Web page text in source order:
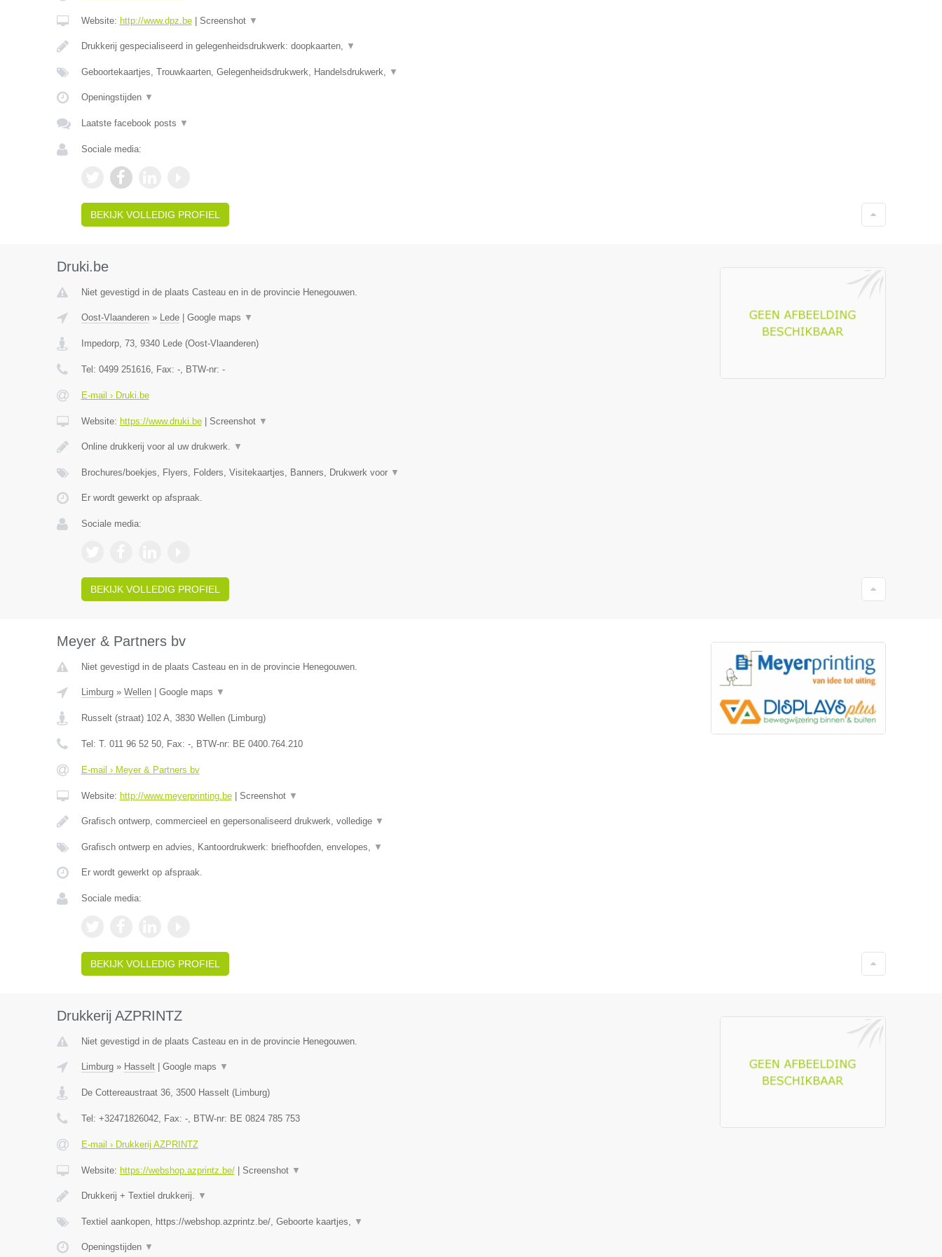
Website: http://www.dpz.be| Screenshot ▼
Drukkerij gespecialiseerd in gelegenheidsdrukwerk: doopkaarten, ▼
Geboortekaartjes, Trouwkaarten, Gelegenheidsdrukwerk, Handelsdrukwerk, ▼
Openingstijden ▼
Laatste facebook posts ▼
Sociale media:
BEKIJK VOLLEDIG PROFIEL
Druki.be
Niet gevestigd in de plaats Casteau en in de provincie Henegouwen.
Oost-Vlaanderen» Lede| Google maps ▼
Impedorp, 73, 9340 Lede(Oost-Vlaanderen)
Tel: 0499 251616, Fax: -, BTW-nr: -
E-mail › Druki.be
Website: https://www.druki.be| Screenshot ▼
Online drukkerij voor al uw drukwerk. ▼
Brochures/boekjes, Flyers, Folders, Visitekaartjes, Banners, Drukwerk voor ▼
Er wordt gewerkt op afspraak.
Sociale media:
BEKIJK VOLLEDIG PROFIEL
Meyer & Partners bv
Niet gevestigd in de plaats Casteau en in de provincie Henegouwen.
Limburg» Wellen| Google maps ▼
Russelt (straat) 102 A, 3830 Wellen(Limburg)
Tel: T. 011 96 52 50, Fax: -, BTW-nr: BE 0400.764.210
E-mail › Meyer & Partners bv
Website: http://www.meyerprinting.be| Screenshot ▼
Grafisch ontwerp, commercieel en gepersonaliseerd drukwerk, volledige ▼
Grafisch ontwerp en advies, Kantoordrukwerk: briefhoofden, envelopes, ▼
Er wordt gewerkt op afspraak.
Sociale media:
BEKIJK VOLLEDIG PROFIEL
Drukkerij AZPRINTZ
Niet gevestigd in de plaats Casteau en in de provincie Henegouwen.
Limburg» Hasselt| Google maps ▼
De Cottereaustraat 36, 3500 Hasselt(Limburg)
Tel: +32471826042, Fax: -, BTW-nr: BE 0824 785 753
E-mail › Drukkerij AZPRINTZ
Website: https://webshop.azprintz.be/| Screenshot ▼
Drukkerij + Textiel drukkerij. ▼
Textiel aankopen, https://webshop.azprintz.be/, Geboorte kaartjes, ▼
Openingstijden ▼